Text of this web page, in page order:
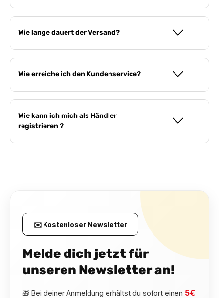
Wie lange dauert der Versand?
Wie erreiche ich den Kundenservice?
Wie kann ich mich als Händler
registrieren ?
✉️ Kostenloser Newsletter
Melde dich jetzt für
unseren Newsletter an!
🎁 Bei deiner Anmeldung erhältst du sofort einen 5€